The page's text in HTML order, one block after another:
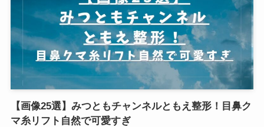
【画像25選】みつともチャンネルともえ整形！目鼻ク
マ糸リフト自然で可愛すぎ